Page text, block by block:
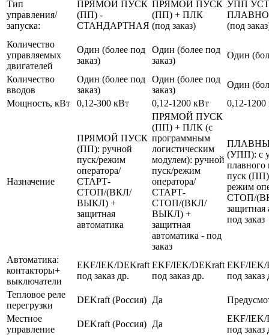
Тип
управления/
запуска:
ПРЯМОЙ ПУСК
(ПП) -
СТАНДАРТНАЯ
ПРЯМОЙ ПУСК
(ПП) + ПЛК
(под заказ)
УПП
(под
Количество
управляемых
двигателей
Один (более под
заказ)
Один (более под
заказ)
Один
Количество
вводов
Один (более под
заказ)
Один (более под
заказ)
Один
Мощность, кВт
0,12-300 кВт 0,12-1200 кВт 0,12-1200
Назначение
ПРЯМОЙ ПУСК
(ПП): ручной
пуск/режим
оператора/
СТАРТ-
СТОП/(ВКЛ/
ВЫКЛ) +
защитная
автоматика
ПРЯМОЙ ПУСК
(ПП) + ПЛК (с
программным
логистическим
модулем): ручной
пуск/режим
оператора/
СТАРТ-
СТОП/(ВКЛ/
ВЫКЛ) +
защитная
автоматика - под
заказ
(УПП): с
плавного
пуск
режим
СТОП/
защитная
под заказ
Автоматика:
контакторы+
выключатели
EKF/IEK/DEKraft
под заказ др.
EKF/IEK/DEKraft
под заказ др.
EKF/IEK/
под заказ
Тепловое реле
перегрузки
DEKraft (Россия) Да
Местное
управление
DEKraft (Россия) Да
EKF/IEK/
под заказ